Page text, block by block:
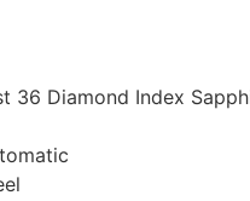
36 Diamond Index